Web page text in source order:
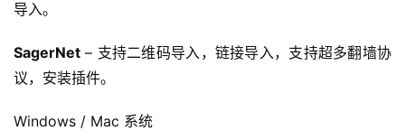
导入。
SagerNet – 支持二维码导入，链接导入，支持超多翻墙协
议，安装插件。
Windows / Mac 系统